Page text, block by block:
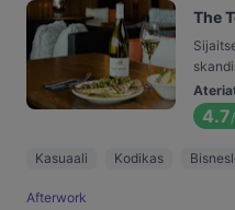
The
4.7
Kasuaali Kodikas
Afterwork